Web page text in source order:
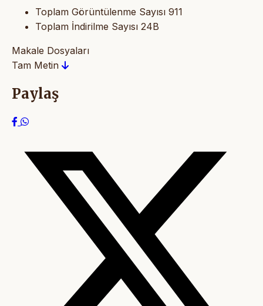
Toplam Görüntülenme Sayısı 911
Toplam İndirilme Sayısı 24B
Makale Dosyaları
Tam Metin
Paylaş